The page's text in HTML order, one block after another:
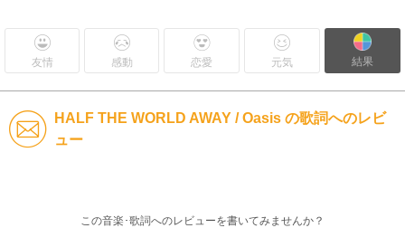
友情 感動 恋愛 元気 結果
HALF THE WORLD AWAY / Oasis の歌詞へのレビ
ュー
この音楽･歌詞へのレビューを書いてみませんか？